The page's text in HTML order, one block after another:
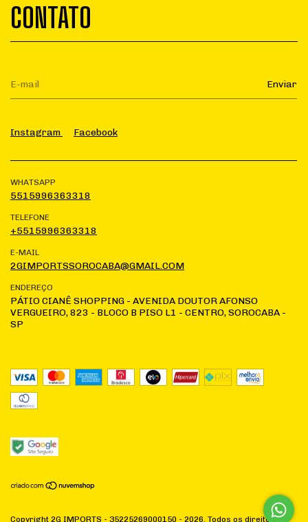
CONTATO
Instagram Facebook
WHATSAPP
5515996363318
TELEFONE
+5515996363318
E-MAIL
2GIMPORTSSOROCABA@GMAIL.COM
ENDEREÇO
PÁTIO CIANÊ SHOPPING - AVENIDA DOUTOR AFONSO
VERGUEIRO, 823 - BLOCO B PISO L1 - CENTRO, SOROCABA -
SP
Copyright 2G IMPORTS - 35225269000150 - 2026. Todos os direitos